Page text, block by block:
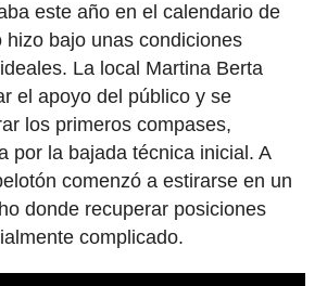
este año en el calendario de
hizo bajo unas condiciones
La local Martina Berta
el apoyo del público y se
los primeros compases,
por la bajada técnica inicial. A
comenzó a estirarse en un
donde recuperar posiciones
complicado.